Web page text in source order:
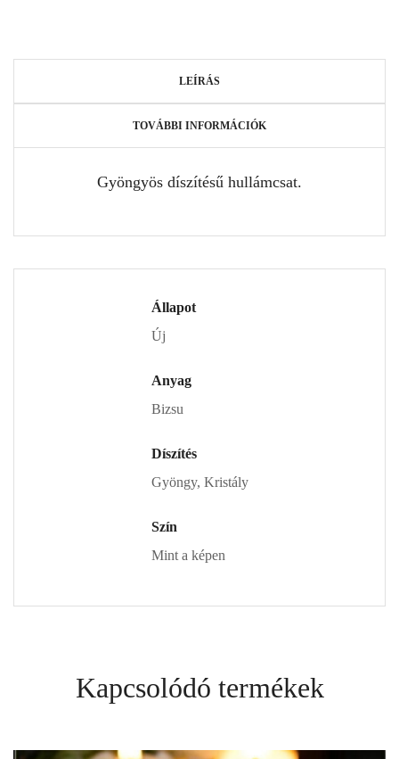
LEÍRÁS
TOVÁBBI INFORMÁCIÓK
Gyöngyös díszítésű hullámcsat.
Állapot
Új
Anyag
Bizsu
Díszítés
Gyöngy, Kristály
Szín
Mint a képen
Kapcsolódó termékek